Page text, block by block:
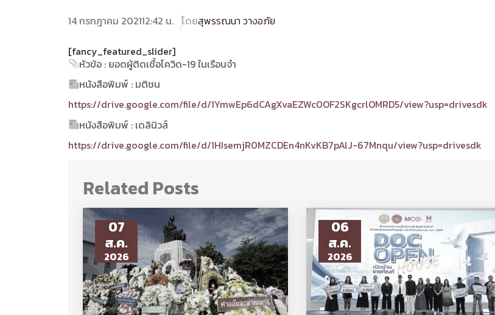
14 กรกฎาคม 202112:42 น. โดยสุพรรณนา วางอภัย
[fancy_featured_slider]
หัวข้อ : ยอดผู้ติดเชื้อโควิด-19 ในเรือนจำ
หนังสือพิมพ์ : มติชน
https://drive.google.com/file/d/1YmwEp6dCAgXvaEZWc0OF2SKgcrlOMRD5/view?usp=drivesdk
หนังสือพิมพ์ : เดลินิวส์
https://drive.google.com/file/d/1HIsemjR0MZCDEn4nKvKB7pAlJ-67Mnqu/view?usp=drivesdk
Related Posts
07
ส.ค.
2026
06
ส.ค.
2026